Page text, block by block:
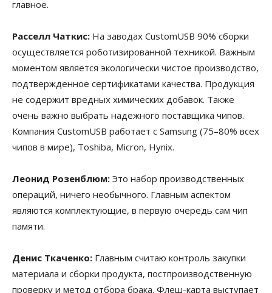
главное.
Расселл Чаткис: На заводах CustomUSB 90% сборки
осуществляется роботизированной техникой. Важным
моментом является экологически чистое производство,
подтвержденное сертификатами качества. Продукция
не содержит вредных химических добавок. Также
очень важно выбрать надежного поставщика чипов.
Компания CustomUSB работает с Samsung (75–80% всех
чипов в мире), Toshiba, Micron, Hynix.
Леонид Розенблюм: Это набор производственных
операций, ничего необычного. Главным аспектом
являются комплектующие, в первую очередь сам чип
памяти.
Денис Ткаченко: Главным считаю контроль закупки
материала и сборки продукта, постпроизводственную
проверку и метод отбора брака. Флеш-карта выступает